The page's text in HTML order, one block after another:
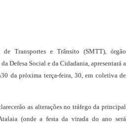
Transportes e Trânsito (SMTT), órgão
Defesa Social e da Cidadania, apresentará a
da próxima terça-feira, 30, em coletiva de
as alterações no tráfego da principal
(onde a festa da virada do ano será